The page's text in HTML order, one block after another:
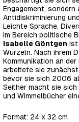
Engagement,
Antidiskriminierung
Leichte Sprache,
im Bereich politische
Isabelle Göntgen ist
Wurzeln. Nach ihrem
Kommunikation an
arbeitete sie zunächst
bevor sie sich 2006
Seither macht sie
und Wimmelbücher
Format: 24 x 32 cm